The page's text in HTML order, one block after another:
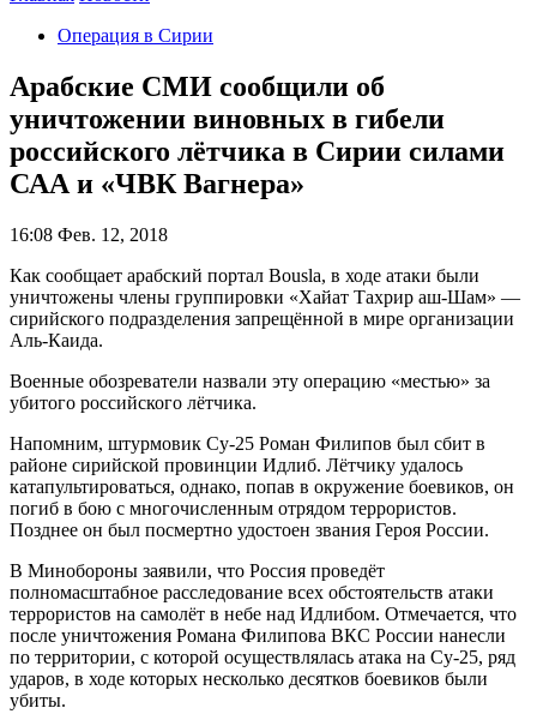
Операция в Сирии
Арабские СМИ сообщили об
уничтожении виновных в гибели
российского лётчика в Сирии силами
САА и «ЧВК Вагнера»
16:08 Фев. 12, 2018
Как сообщает арабский портал Bousla, в ходе атаки были
уничтожены члены группировки «Хайат Тахрир аш-Шам» —
сирийского подразделения запрещённой в мире организации
Аль-Каида.
Военные обозреватели назвали эту операцию «местью» за
убитого российского лётчика.
Напомним, штурмовик Су-25 Роман Филипов был сбит в
районе сирийской провинции Идлиб. Лётчику удалось
катапультироваться, однако, попав в окружение боевиков, он
погиб в бою с многочисленным отрядом террористов.
Позднее он был посмертно удостоен звания Героя России.
В Минобороны заявили, что Россия проведёт
полномасштабное расследование всех обстоятельств атаки
террористов на самолёт в небе над Идлибом. Отмечается, что
после уничтожения Романа Филипова ВКС России нанесли
по территории, с которой осуществлялась атака на Су-25, ряд
ударов, в ходе которых несколько десятков боевиков были
убиты.